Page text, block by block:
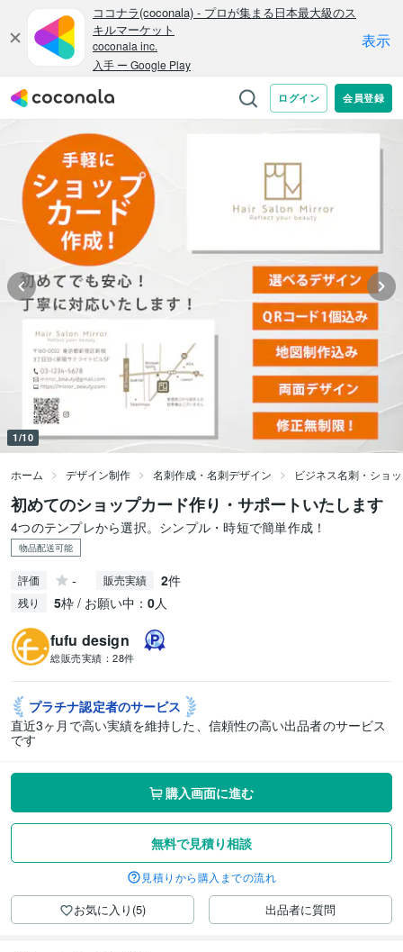
1/10
ホーム デザイン制作 名刺作成・名刺デザイン ビジネス名刺・ショ
初めてのショップカード作り・サポートいたします
4つのテンプレから選択。シンプル・時短で簡単作成！
物品配送可能
評価 - 販売実績 2件
残り 5枠 / お願い中： 0人
fufu design
総販売実績： 28件
プラチナ認定者のサービス
直近3ヶ月で高い実績を維持した、信頼性の高い出品者のサービス
です
購入画面に進む
無料で見積り相談
見積りから購入までの流れ
お気に入り(5) 出品者に質問